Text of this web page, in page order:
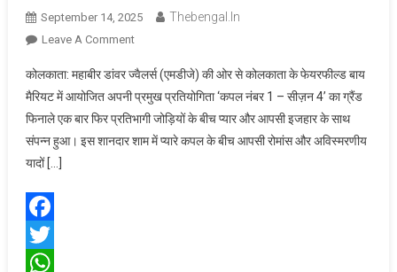
September 14, 2025 Thebengal.in
Leave A CommentOn
में
एमडीजे
कपल
नंबर
कोलकाता: महाबीर डांवर ज्वैलर्स (एमडीजे) की ओर से कोलकाता के फेयरफील्ड बाय
मैरियट में आयोजित अपनी प्रमुख प्रतियोगिता ‘कपल नंबर 1 – सीज़न 4’ का ग्रैंड
फिनाले एक बार फिर प्रतिभागी जोड़ियों के बीच प्यार और आपसी इजहार के साथ
संपन्न हुआ। इस शानदार शाम में प्यारे कपल के बीच आपसी रोमांस और अविस्मरणीय
यादों […]
Facebook
Twitter